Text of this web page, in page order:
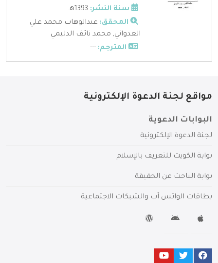
سنة النشر:
المحقق: عبدالوهاب محمد علي
العدواني, محمد نائف الدليمي
المترجم: ---
مواقع لجنة الدعوة الإلكترونية
البوابات الدعوية
لجنة الدعوة الإلكترونية
بوابة الكويت للتعريف بالإسلام
بوابة الباحث عن الحقيقة
بطاقات الواتس آب والشبكات الاجتماعية